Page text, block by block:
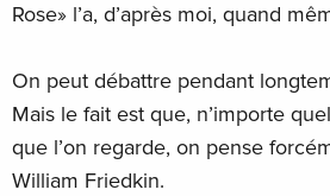
Rose» l’a, d’après moi, quand
On peut débattre pendant
Mais le fait est que, n’importe
que l’on regarde, on pense
William Friedkin.